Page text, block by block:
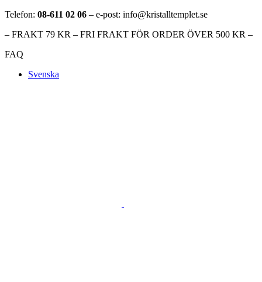
Telefon: 08-611 02 06 – e-post: info@kristalltemplet.se
– FRAKT 79 KR – FRI FRAKT FÖR ORDER ÖVER 500 KR –
FAQ
Svenska